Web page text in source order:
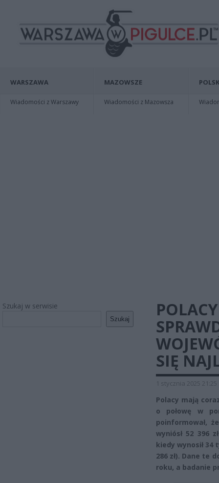
WARSZAWA
Wiadomości z Warszawy
MAZOWSZE
Wiadomości z Mazowsza
Szukaj w serwisie
Szukaj
SIĘ
1 stycznia 2025 21:25
Polacy mają
o połowę w
poinformował,
wyniósł 52 396
kiedy wynosił 34
286 zł). Dane te
roku, a badanie